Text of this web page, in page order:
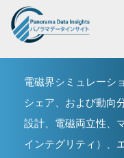
電磁界シミュレーシ
シェア、および動向
設計、電磁両立性、
インテグリティ）、